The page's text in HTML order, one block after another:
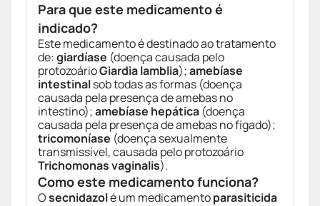
Para que este medicamento é
indicado?
Este medicamento é destinado ao tratamento
de:giardíase (doença causada pelo
protozoárioGiardia lamblia);amebíase
intestinalsob todas as formas (doença
causada pela presença de amebas no
intestino);amebíase hepática (doença
causada pela presença de amebas no fígado);
tricomoníase (doença sexualmente
transmissível, causada pelo protozoário
Trichomonas vaginalis).
Como este medicamento funciona?
Osecnidazolé um medicamentoparasiticida